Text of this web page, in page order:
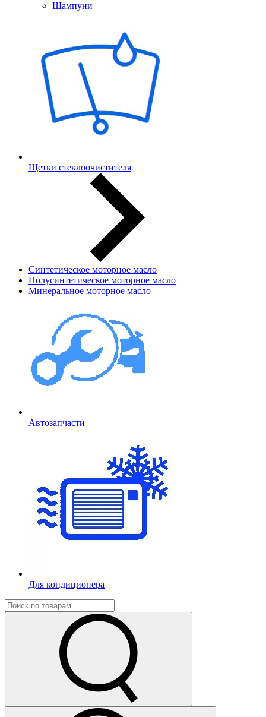
Шампуни
Щетки стеклоочистителя
Синтетическое моторное масло
Полусинтетическое моторное масло
Минеральное моторное масло
Автозапчасти
Для кондиционера